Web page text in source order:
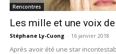
Rencontres
Les mille et une voix
Stéphane Ly-Cuong - 16 janvier 2018
Après avoir été une star